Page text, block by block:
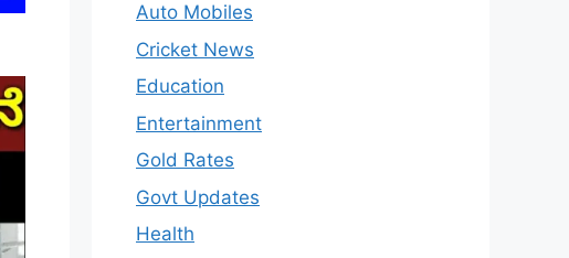
Auto Mobiles
Cricket News
Education
Entertainment
Gold Rates
Govt Updates
Health